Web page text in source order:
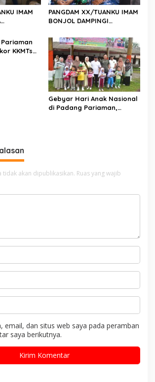
IMAM
H. IRMAN
DI
PANGDAM XX/TUANKU IMAM
BONJOL DAMPINGI
AU KE-79 DI LANUD SUTAN
SJAHRIR
Pariaman
KKMTs
Gebyar Hari Anak Nasional
di Padang Pariaman,
tidak akan dipublikasikan. Ruas yang wajib
email, dan situs web saya pada peramban
saya berikutnya.